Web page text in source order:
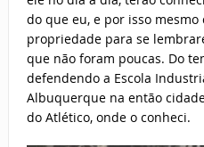
do que eu, e por isso
propriedade para se
que não foram poucas. Do
defendendo a Escola
Albuquerque na então
do Atlético, onde o conheci.